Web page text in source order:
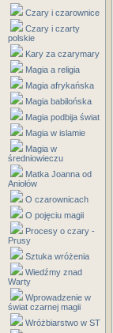
Czary i czarownice
Czary i czarty
polskie
Kary za czarymary
Magia a religia
Magia afrykańska
Magia babilońska
Magia podbija świat
Magia w islamie
Magia w
średniowieczu
Matka Joanna od
Aniołów
O czarownicach
O pojęciu magii
Procesy o czary -
Prusy
Sztuka wróżenia
Wiedźmy znad
Warty
Wprowadzenie w
świat czarnej magii
Wróżbiarstwo w ST